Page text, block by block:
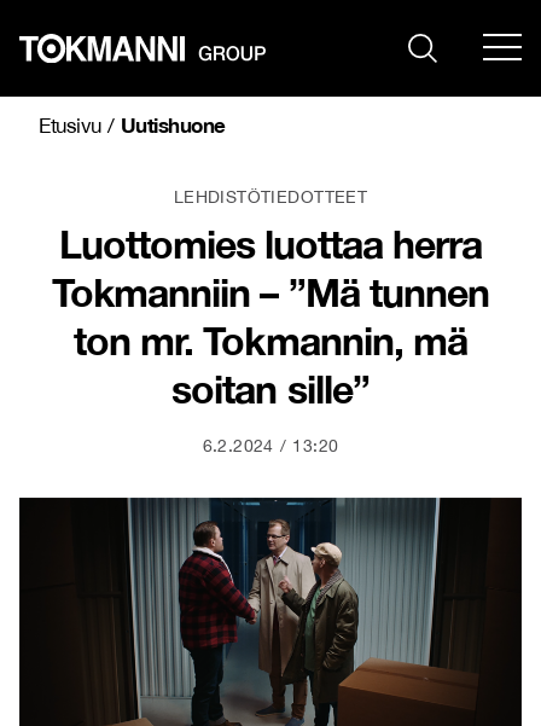
sisältöön
Etusivu/ Uutishuone
LEHDISTÖTIEDOTTEET
Luottomies luottaa herra
Tokmanniin – ”Mä tunnen
ton mr. Tokmannin, mä
soitan sille”
6.2.2024 13:20